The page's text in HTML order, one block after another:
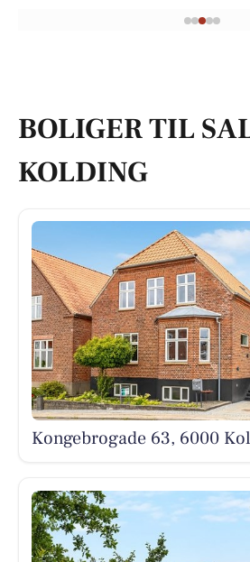
BOLIGER TIL
KOLDING
Kongebrogade 63, 6000